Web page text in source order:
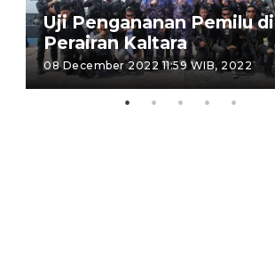
Uji Pengananan Pemilu di
Perairan Kaltara
08 December 2022 11:59 WIB, 2022